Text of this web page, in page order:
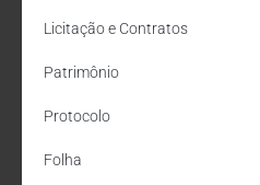
Licitação e Contratos
Patrimônio
Protocolo
Folha